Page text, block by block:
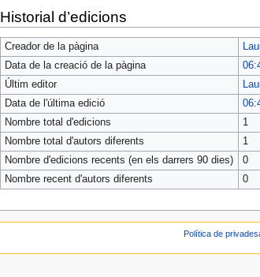
Historial d’edicions
Creador de la pàgina
Data de la creació de la pàgina
Últim editor
Data de l'última edició
Nombre total d'edicions
1
Nombre total d'autors diferents
1
Nombre d'edicions recents (en els darrers 90 dies)
0
Nombre recent d'autors diferents
0
Política de